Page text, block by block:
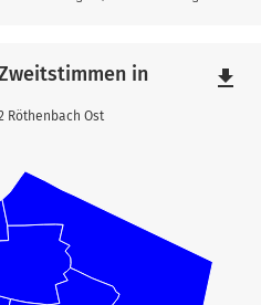
in
Röthenbach Ost
file_download